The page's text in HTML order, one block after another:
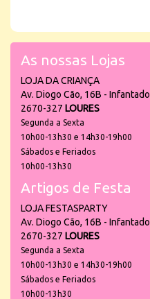
As nossas Lojas
LOJA DA CRIANÇA
Av. Diogo Cão, 16B - Infantado
2670-327 LOURES
Segunda a Sexta
10h00-13h30 e 14h30-19h00
Sábados e Feriados
10h00-13h30
Artigos de Festa
LOJA FESTASPARTY
Av. Diogo Cão, 16B - Infantado
2670-327 LOURES
Segunda a Sexta
10h00-13h30 e 14h30-19h00
Sábados e Feriados
10h00-13h30